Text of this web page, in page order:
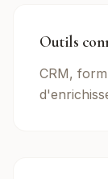
Outils
CRM,